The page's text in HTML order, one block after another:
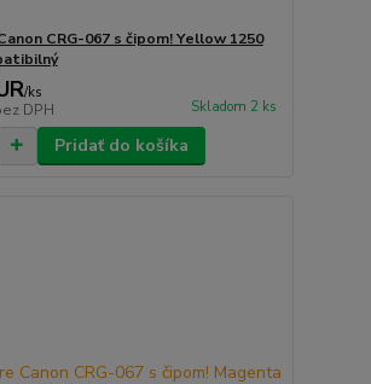
CRG-067 s čipom! Yellow 1250
/ks
DPH Skladom 2 ks
Pridať do košíka